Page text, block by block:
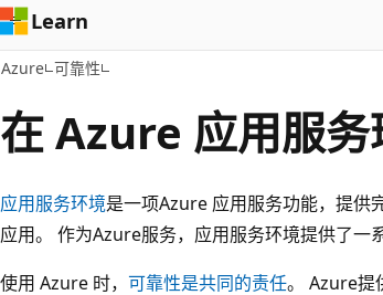
Learn
Azure 可靠性
在 Azure 应用服
应用服务环境是一项Azure 应用服务功能，提供
应用。 作为Azure服务，应用服务环境提供了一
使用 Azure 时， 可靠性是共同的责任。 Azure提